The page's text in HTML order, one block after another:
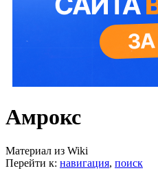
Амрокс
Материал из Wiki
Перейти к: навигация, поиск